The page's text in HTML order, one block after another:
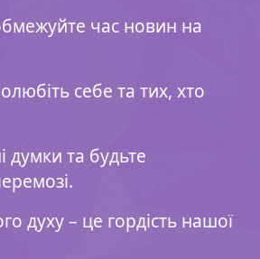
час новин на
себе та тих, хто
думки та будьте
духу – це гордість нашої